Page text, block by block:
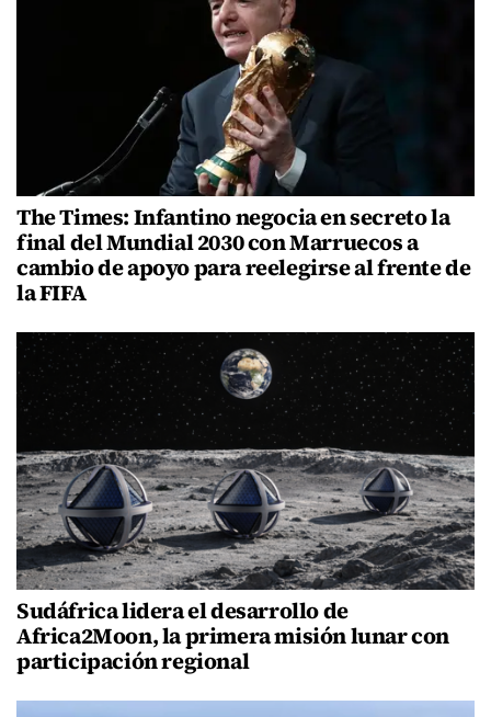
The Times: Infantino negocia en secreto la
final del Mundial 2030 con Marruecos a
cambio de apoyo para reelegirse al frente de
la FIFA
Sudáfrica lidera el desarrollo de
Africa2Moon, la primera misión lunar con
participación regional